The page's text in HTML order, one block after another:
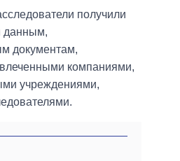
получили
данным,
документам,
компаниями,
учреждениями,